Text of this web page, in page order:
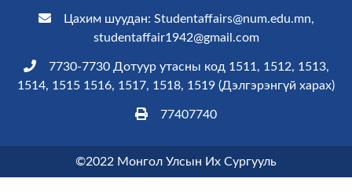
Цахим шуудан: Studentaffairs@num.edu.mn,
studentaffair1942@gmail.com
7730-7730 Дотуур утасны код 1511, 1512, 1513,
1514, 1515 1516, 1517, 1518, 1519 (Дэлгэрэнгүй харах)
77407740
©2022 Монгол Улсын Их Сургууль